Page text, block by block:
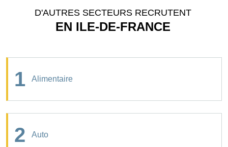
D'AUTRES SECTEURS RECRUTENT
EN ILE-DE-FRANCE
1 Alimentaire
2 Auto